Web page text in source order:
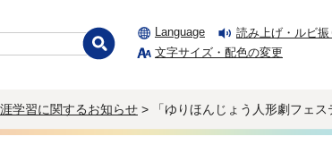
Language
読み上げ・ルビ振
文字サイズ・配色の変更
学習に関するお知らせ > 「ゆりほんじょう人形劇フェ